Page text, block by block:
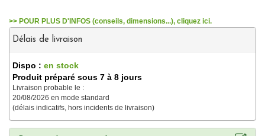
>> POUR PLUS D'INFOS (conseils, dimensions...), cliquez ici.
Délais de livraison
Dispo : en stock
Produit préparé sous 7 à 8 jours
Livraison probable le :
20/08/2026 en mode standard
(délais indicatifs, hors incidents de livraison)